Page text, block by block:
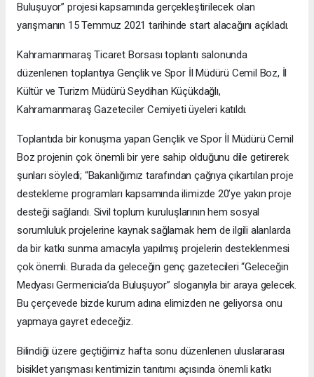
Buluşuyor” projesi kapsamında gerçekleştirilecek olan
yarışmanın 15 Temmuz 2021 tarihinde start alacağını açıkladı.
Kahramanmaraş Ticaret Borsası toplantı salonunda
düzenlenen toplantıya Gençlik ve Spor İl Müdürü Cemil Boz, İl
Kültür ve Turizm Müdürü Seydihan Küçükdağlı,
Kahramanmaraş Gazeteciler Cemiyeti üyeleri katıldı.
Toplantıda bir konuşma yapan Gençlik ve Spor İl Müdürü Cemil
Boz projenin çok önemli bir yere sahip olduğunu dile getirerek
şunları söyledi; “Bakanlığımız tarafından çağrıya çıkartılan proje
destekleme programları kapsamında ilimizde 20’ye yakın proje
desteği sağlandı. Sivil toplum kuruluşlarının hem sosyal
sorumluluk projelerine kaynak sağlamak hem de ilgili alanlarda
da bir katkı sunma amacıyla yapılmış projelerin desteklenmesi
çok önemli. Burada da geleceğin genç gazetecileri “Geleceğin
Medyası Germenicia’da Buluşuyor” sloganıyla bir araya gelecek.
Bu çerçevede bizde kurum adına elimizden ne geliyorsa onu
yapmaya gayret edeceğiz.
Bilindiği üzere geçtiğimiz hafta sonu düzenlenen uluslararası
bisiklet yarışması kentimizin tanıtımı açısında önemli katkı